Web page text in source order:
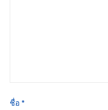
ชื่อ *